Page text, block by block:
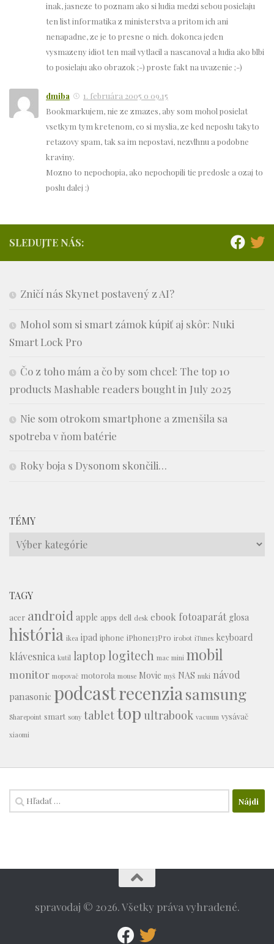
inak, jasneze to poznam ako si ludia medzi sebou posielaju
ten list informatika z ministerstva a pritom ich ani
nenapadne, ze je to presne o nich. dokonca jeden
vysmazeny idiot ten mail vytlacil a nascanoval a ludia ako blbi
to posielaju ako obrazok ;-) proste fakt na uvazenie ;-)
dmiba
1. februára 2005 o 09.15
Bookmarkujem, nie ze zmazes, aby som mohol posielat
vsetkym tym kretenom, co si myslia, ze ked neposlu takyto
retazovy spam, tak sa im nepostavi, nezvlhnu a podobne
kraviny.
Mozno to nepochopia, ako nepochopili tie predosle a ozaj to
poslu dalej :)
SLEDUJTE NÁS:
Zničí nás Skynet postavený z AI?
Mohol som si smart zámok kúpiť aj skôr: Nuki
Smart Lock Pro
Čo z toho mám a čo by som chcel: The top 10
products Mashable readers bought in July 2025
Nie som otrokom smartphone a zmenšila sa
spotreba v ňom batérie
Roky boja s Dysonom skončili…
TÉMY
Témy
TAGY
acer android apple apps dell desk ebook fotoaparát glosa
história ikea ipad iphone iPhone13Pro irobot iTunes keyboard
klávesnica kutil laptop logitech mac mini mobil
monitor mopovač motorola mouse Movie myš NAS nuki návod
panasonic podcastrecenziasamsung
Sharepoint smart sony tablettop ultrabook vacuum vysávač
xiaomi
Hľadať:
spravodaj © 2026. Všetky práva vyhradené.